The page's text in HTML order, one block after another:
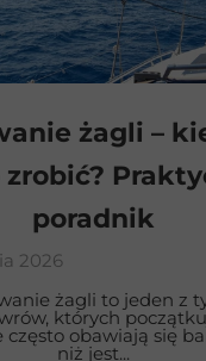
żagli –
poradnik
2026
żagli to jeden z
których
często obawiają się
niż jest...